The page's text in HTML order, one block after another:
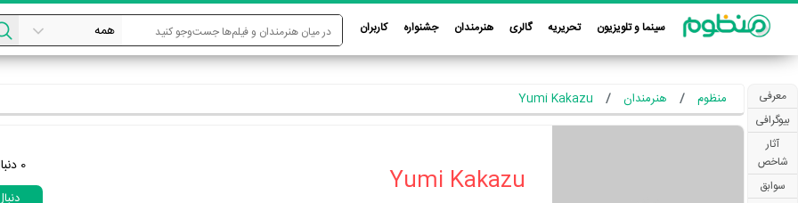
سینما و تلویزیون تحریریه گالری هنرمندان جشنواره کاربران
معرفی
بیوگرافی
آثار
شاخص
سوابق
منظوم هنرمندان Yumi Kakazu
0